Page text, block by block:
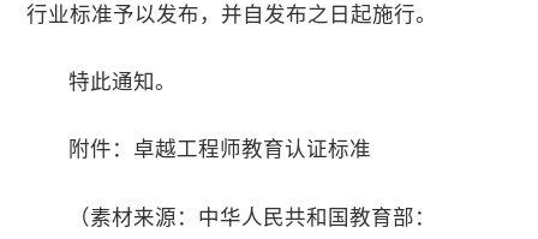
行业标准予以发布，并自发布之日起施行。
特此通知。
附件：卓越工程师教育认证标准
（素材来源：中华人民共和国教育部：